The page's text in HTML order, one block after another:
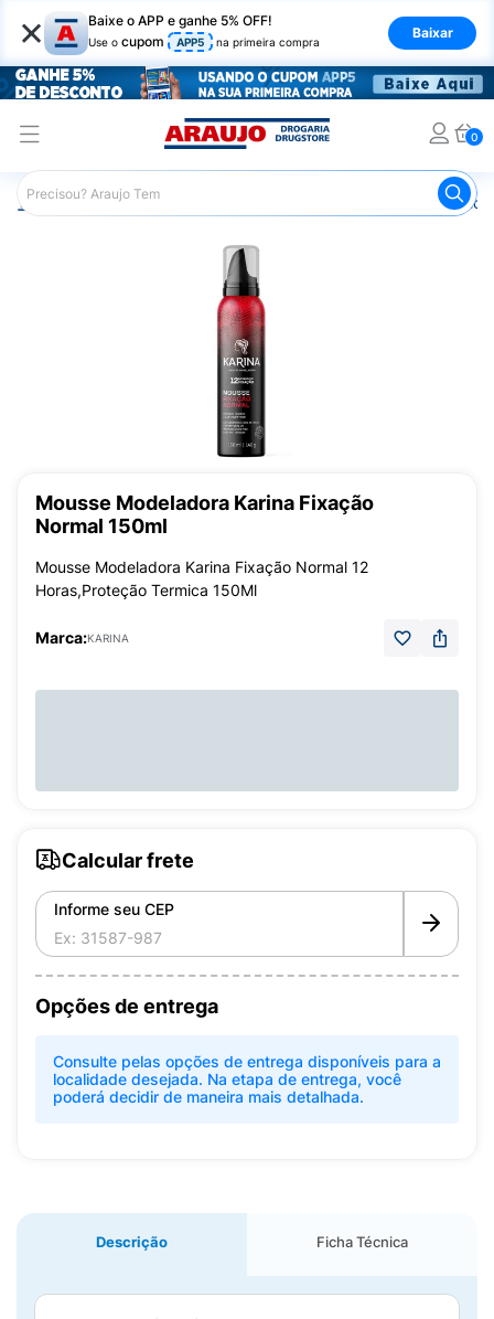
× Baixe o APP e ganhe 5% OFF!
Use o cupom APP5 na primeira compra
Baixar
0
Araujo Cabelo Mousse
Mousse Modeladora Karina Fixação
Normal 150ml
Mousse Modeladora Karina Fixação Normal 12
Horas,Proteção Termica 150Ml
Marca:KARINA
Calcular frete
Informe seu CEP
Opções de entrega
Consulte pelas opções de entrega disponíveis para a
localidade desejada. Na etapa de entrega, você
poderá decidir de maneira mais detalhada.
Descrição Ficha Técnica